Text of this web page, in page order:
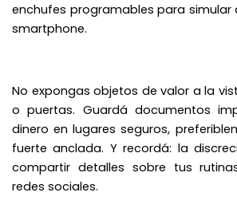
enchufes programables para
smartphone.
No expongas objetos de valor a la
o puertas. Guardá documentos
dinero en lugares seguros,
fuerte anclada. Y recordá: la
compartir detalles sobre tus
redes sociales.